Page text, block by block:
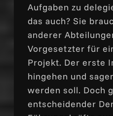
Aufgaben zu
das auch? Sie
anderer
Vorgesetzter für
Projekt. Der erste
hingehen und
werden soll. Doch
entscheidender